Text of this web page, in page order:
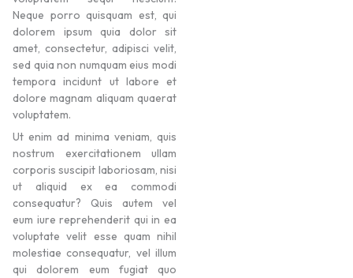
Neque porro quisquam est, qui
dolorem ipsum quia dolor sit
amet, consectetur, adipisci velit,
sed quia non numquam eius modi
tempora incidunt ut labore et
dolore magnam aliquam quaerat
voluptatem.
Ut enim ad minima veniam, quis
nostrum exercitationem ullam
corporis suscipit laboriosam, nisi
ut aliquid ex ea commodi
consequatur? Quis autem vel
eum iure reprehenderit qui in ea
voluptate velit esse quam nihil
molestiae consequatur, vel illum
qui dolorem eum fugiat quo